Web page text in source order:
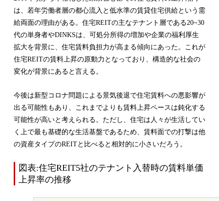
は、若年労働者層の都心流入と低水準の賃貸住宅供給という需
給両面の理由がある。住宅REITの主なテナント層である20~30
代の単身者やDINKSは、可処分所得の増加や企業の福利厚生
拡大を背景に、住宅賃料負担力が高まる傾向にあった。これが
住宅REITの賃料上昇の原動力となっており、構造的な社会の
変化が背景にあると言える。
今後は新型コロナ問題による景気後退で住宅賃料への悪影響が
出る可能性もあり、これまでよりも賃料上昇ペースは鈍化する
可能性が高いと考えられる。ただし、住宅は人々が生活してい
く上で最も基礎的な生活基盤であるため、賃料面での打撃は他
の資産タイプのREITと比べると相対的に小さいだろう。
図表:住宅REIT5社のテナント入替時の賃料単価
上昇率の推移